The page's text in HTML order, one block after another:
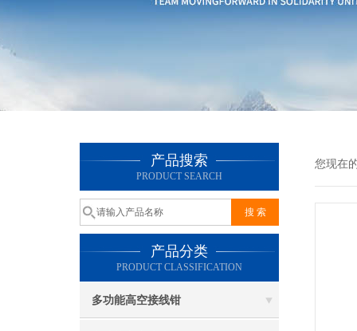
产品搜索
PRODUCT SEARCH
产品分类
PRODUCT CLASSIFICATION
多功能高空接线钳
您现在